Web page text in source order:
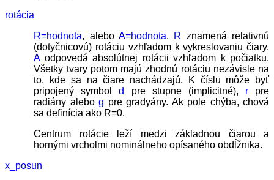
rotácia
R=hodnota, alebo A=hodnota. R znamená relativnú
(dotyčnicovú) rotáciu vzhľadom k vykreslovaniu čiary.
Aodpovedá absolútnej rotácii vzhľadom k počiatku.
Všetky tvary potom majú zhodnú rotáciu nezávisle na
to, kde sa na čiare nachádzajú. K číslu môže byť
pripojený symbold pre stupne (implicitné), rpre
radiány alebog pre gradyány. Ak pole chýba, chová
sa definícia ako R=0.
Centrum rotácie leží medzi základnou čiarou a
hornými vrcholmi nominálneho opísaného obdĺžnika.
x_posun